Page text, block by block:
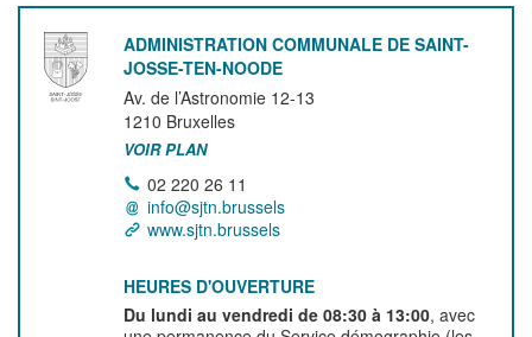
ADMINISTRATION COMMUNALE DE SAINT-
JOSSE-TEN-NOODE
Av. de l’Astronomie 12-13
1210 Bruxelles
VOIR PLAN
02 220 26 11
info@sjtn.brussels
www.sjtn.brussels
HEURES D'OUVERTURE
Du lundi au vendredi de 08:30 à 13:00, avec